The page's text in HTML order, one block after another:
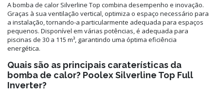
A bomba de calor Silverline Top combina desempenho e inovação.
Graças à sua ventilação vertical, optimiza o espaço necessário para
a instalação, tornando-a particularmente adequada para espaços
pequenos. Disponível em várias potências, é adequada para
piscinas de 30 a 115 m³, garantindo uma óptima eficiência
energética.
Quais são as principais caraterísticas da
bomba de calor? Poolex Silverline Top Full
Inverter?